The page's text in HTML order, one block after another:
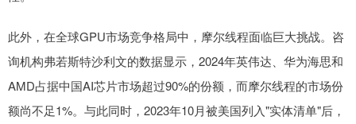
此外，在全球GPU市场竞争格局中，摩尔线程面临巨大挑战。咨
询机构弗若斯特沙利文的数据显示，2024年英伟达、华为海思和
AMD占据中国AI芯片市场超过90%的份额，而摩尔线程的市场份
额尚不足1%。与此同时，2023年10月被美国列入"实体清单"后，